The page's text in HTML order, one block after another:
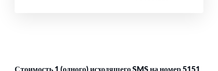
Стоимость 1 (одного) исходящего SMS на номер 5151